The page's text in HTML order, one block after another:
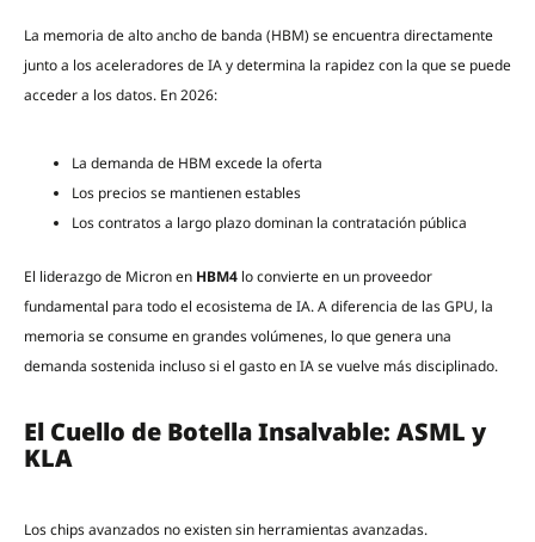
La memoria de alto ancho de banda (HBM) se encuentra directamente
junto a los aceleradores de IA y determina la rapidez con la que se puede
acceder a los datos. En 2026:
La demanda de HBM excede la oferta
Los precios se mantienen estables
Los contratos a largo plazo dominan la contratación pública
El liderazgo de Micron en HBM4 lo convierte en un proveedor
fundamental para todo el ecosistema de IA. A diferencia de las GPU, la
memoria se consume en grandes volúmenes, lo que genera una
demanda sostenida incluso si el gasto en IA se vuelve más disciplinado.
El Cuello de Botella Insalvable: ASML y
KLA
Los chips avanzados no existen sin herramientas avanzadas.